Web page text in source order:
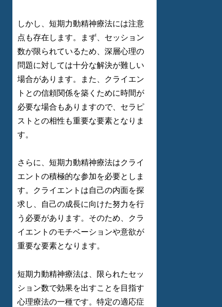
しかし、短期力動精神療法には注意
点も存在します。まず、セッション
数が限られているため、深層心理の
問題に対しては十分な解決が難しい
場合があります。また、クライエン
トとの信頼関係を築くために時間が
必要な場合もありますので、セラピ
ストとの相性も重要な要素となりま
す。
さらに、短期力動精神療法はクライ
エントの積極的な参加を必要としま
す。クライエントは自己の内面を探
求し、自己の成長に向けた努力を行
う必要があります。そのため、クラ
イエントのモチベーションや意欲が
重要な要素となります。
短期力動精神療法は、限られたセッ
ション数で効果を出すことを目指す
心理療法の一種です。特定の適応症